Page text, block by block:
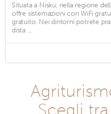
Situata a Nisku, nella regione
offre sistemazioni con WiFi
gratuito. Nei dintorni potrete
dista ...
Scegli